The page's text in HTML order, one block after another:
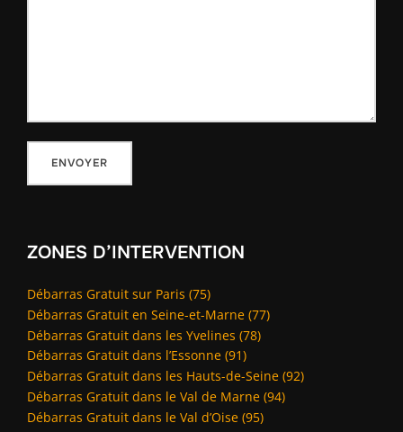
ZONES D’INTERVENTION
Débarras Gratuit sur Paris (75)
Débarras Gratuit en Seine-et-Marne (77)
Débarras Gratuit dans les Yvelines (78)
Débarras Gratuit dans l’Essonne (91)
Débarras Gratuit dans les Hauts-de-Seine (92)
Débarras Gratuit dans le Val de Marne (94)
Débarras Gratuit dans le Val d’Oise (95)